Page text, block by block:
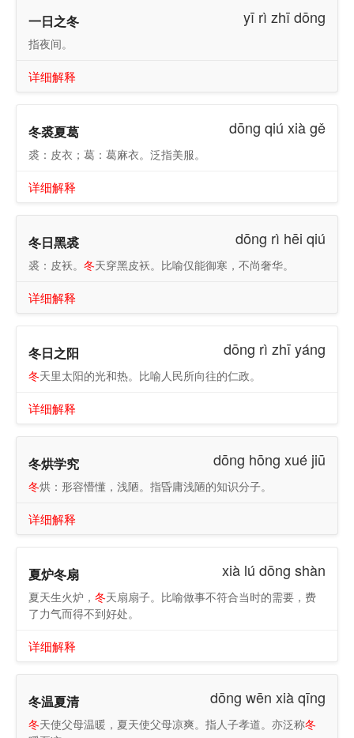
一日之冬 yī rì zhī dōng
指夜间。
详细解释
冬裘夏葛 dōng qiú xià gě
裘：皮衣；葛：葛麻衣。泛指美服。
详细解释
冬日黑裘 dōng rì hēi qiú
裘：皮袄。 冬天穿黑皮袄。比喻仅能御寒，不尚奢华。
详细解释
冬日之阳 dōng rì zhī yáng
冬天里太阳的光和热。比喻人民所向往的仁政。
详细解释
冬烘学究 dōng hōng xué jiū
冬烘：形容懵懂，浅陋。指昏庸浅陋的知识分子。
详细解释
夏炉冬扇 xià lú dōng shàn
夏天生火炉， 冬天扇扇子。比喻做事不符合当时的需要，费
了力气而得不到好处。
详细解释
冬温夏清 dōng wēn xià qīng
冬天使父母温暖，夏天使父母凉爽。指人子孝道。亦泛称冬